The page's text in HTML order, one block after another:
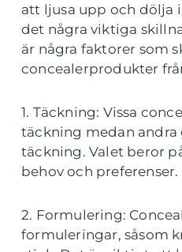
att ljusa upp och dölja
det några viktiga
är några faktorer som
concealerprodukter
1. Täckning: Vissa
täckning medan andra
täckning. Valet beror
behov och preferenser.
2. Formulering:
formuleringar, såsom